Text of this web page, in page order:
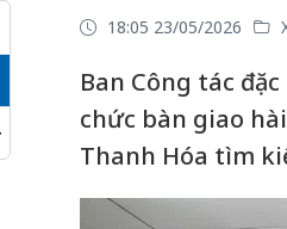
nhỏ
chữ vừa
chữ lớn
18:05 23/05/2026
Ban Công tác
chức bàn giao
Thanh Hóa tìm